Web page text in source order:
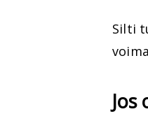
Silti